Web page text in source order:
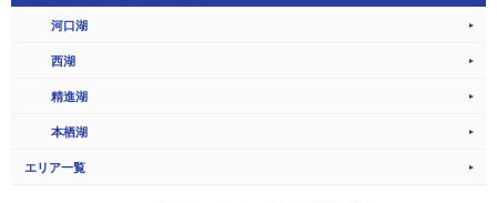
河口湖
西湖
精進湖
本栖湖
エリア一覧